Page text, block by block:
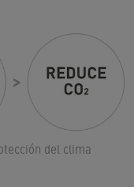
del clima